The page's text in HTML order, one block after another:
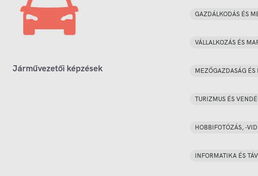
Járművezetői képzések
GAZDÁLKODÁS ÉS
VÁLLALKOZÁS ÉS
MEZŐGAZDASÁG ÉS
TURIZMUS ÉS
HOBBIFOTÓZÁS, -
INFORMATIKA ÉS